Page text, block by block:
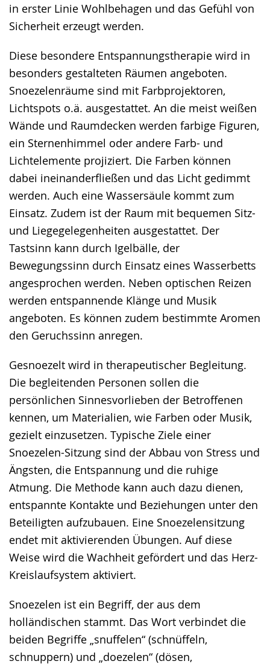
in erster Linie Wohlbehagen und das Gefühl von
Sicherheit erzeugt werden.
Diese besondere Entspannungstherapie wird in
besonders gestalteten Räumen angeboten.
Snoezelenräume sind mit Farbprojektoren,
Lichtspots o.ä. ausgestattet. An die meist weißen
Wände und Raumdecken werden farbige Figuren,
ein Sternenhimmel oder andere Farb- und
Lichtelemente projiziert. Die Farben können
dabei ineinanderfließen und das Licht gedimmt
werden. Auch eine Wassersäule kommt zum
Einsatz. Zudem ist der Raum mit bequemen Sitz-
und Liegegelegenheiten ausgestattet. Der
Tastsinn kann durch Igelbälle, der
Bewegungssinn durch Einsatz eines Wasserbetts
angesprochen werden. Neben optischen Reizen
werden entspannende Klänge und Musik
angeboten. Es können zudem bestimmte Aromen
den Geruchssinn anregen.
Gesnoezelt wird in therapeutischer Begleitung.
Die begleitenden Personen sollen die
persönlichen Sinnesvorlieben der Betroffenen
kennen, um Materialien, wie Farben oder Musik,
gezielt einzusetzen. Typische Ziele einer
Snoezelen-Sitzung sind der Abbau von Stress und
Ängsten, die Entspannung und die ruhige
Atmung. Die Methode kann auch dazu dienen,
entspannte Kontakte und Beziehungen unter den
Beteiligten aufzubauen. Eine Snoezelensitzung
endet mit aktivierenden Übungen. Auf diese
Weise wird die Wachheit gefördert und das Herz-
Kreislaufsystem aktiviert.
Snoezelen ist ein Begriff, der aus dem
holländischen stammt. Das Wort verbindet die
beiden Begriffe „snuffelen“ (schnüffeln,
schnuppern) und „doezelen“ (dösen,